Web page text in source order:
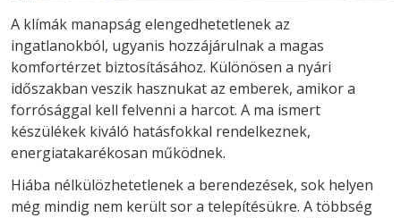
A klímák manapság elengedhetetlenek az
ingatlanokból, ugyanis hozzájárulnak a magas
komfortérzet biztosításához. Különösen a nyári
időszakban veszik hasznukat az emberek, amikor a
forrósággal kell felvenni a harcot. A ma ismert
készülékek kiváló hatásfokkal rendelkeznek,
energiatakarékosan működnek.
Hiába nélkülözhetetlenek a berendezések, sok helyen
még mindig nem került sor a telepítésükre. A többség